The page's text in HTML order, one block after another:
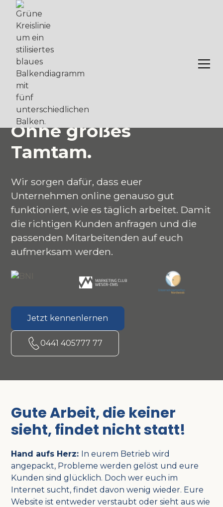
ONLINE-MARKETING & WERBEAGENTUR AUS
OLDENBURG
Echte Arbeit
sichtbar machen.
Ohne großes
Tamtam.
Wir sorgen dafür, dass euer
Unternehmen online genauso gut
funktioniert, wie es täglich arbeitet. Damit
die richtigen Kunden anfragen und die
passenden Mitarbeitenden auf euch
aufmerksam werden.
Jetzt kennenlernen
0441 405777 77
Gute Arbeit, die keiner
sieht, findet nicht statt!
Hand aufs Herz: In eurem Betrieb wird
angepackt, Probleme werden gelöst und eure
Kunden sind glücklich. Doch wer euch im
Internet sucht, findet davon wenig wieder. Eure
Website ist entweder verstaubt oder sieht aus wie